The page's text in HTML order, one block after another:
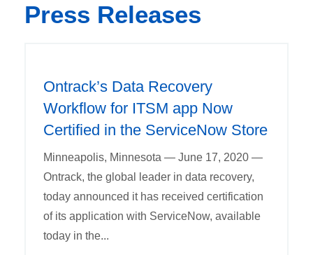
Press Releases
Ontrack’s Data Recovery
Workflow for ITSM app Now
Certified in the ServiceNow Store
Minneapolis, Minnesota — June 17, 2020 —
Ontrack, the global leader in data recovery,
today announced it has received certification
of its application with ServiceNow, available
today in the...